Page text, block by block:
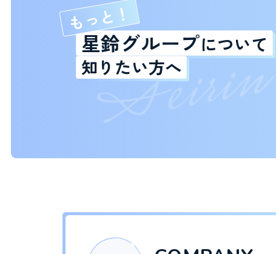
Se
i
r
i
n
もっと！
星鈴グループについて
知りたい方へ